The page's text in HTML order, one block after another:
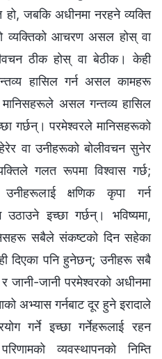
हो, जबकि अधीनमा नरहने व्यक्ति
व्यक्तिको आचरण असल होस् वा
ठीक होस् वा बेठीक। केही
हासिल गर्न असल कामहरू
मानिसहरूले असल गन्तव्य हासिल
गर्छन्। परमेश्‍वरले मानिसहरूको
वा उनीहरूको बोलीवचन सुनेर
गलत रूपमा विश्‍वास गर्छ;
क्षणिक कृपा गर्न
इच्छा गर्छन्। भविष्यमा,
सबैले संकष्टको दिन सहेका
दिएका पनि हुनेछन्; उनीहरू सबै
जानी-जानी परमेश्‍वरको अधीनमा
अभ्यास गर्नबाट दूर हुने इरादाले
गर्ने इच्छा गर्नेहरूलाई रहन
व्यवस्थापनको निम्ति